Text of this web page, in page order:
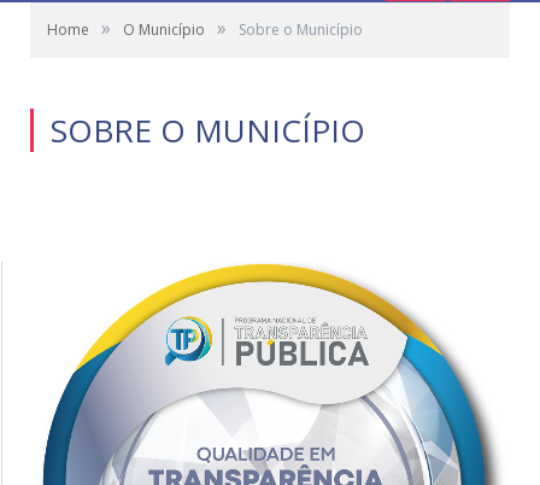
Home » O Município » Sobre o Município
SOBRE O MUNICÍPIO